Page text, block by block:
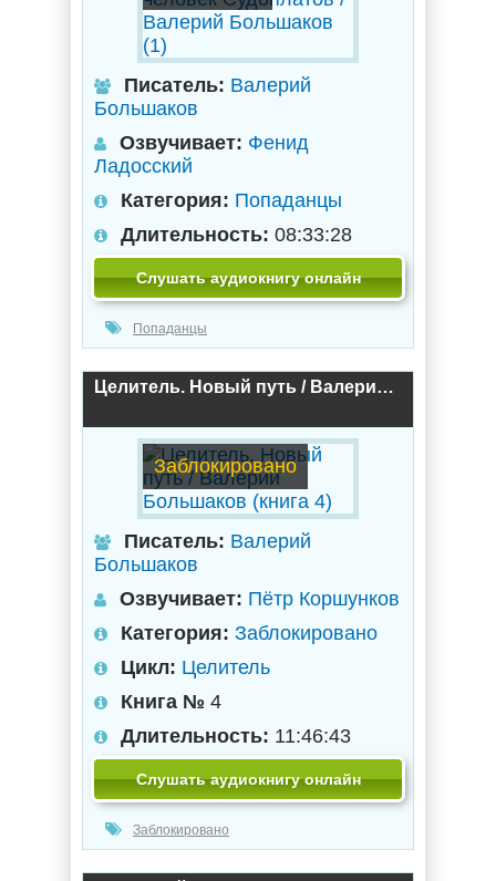
Писатель: Валерий
Большаков
Озвучивает: Фенид
Ладосский
Категория: Попаданцы
Длительность: 08:33:28
Слушать аудиокнигу онлайн
Попаданцы
Целитель. Новый путь / Валерий Большаков (книга 4)
Заблокировано
Писатель: Валерий
Большаков
Озвучивает: Пётр Коршунков
Категория: Заблокировано
Цикл: Целитель
Книга № 4
Длительность: 11:46:43
Слушать аудиокнигу онлайн
Заблокировано